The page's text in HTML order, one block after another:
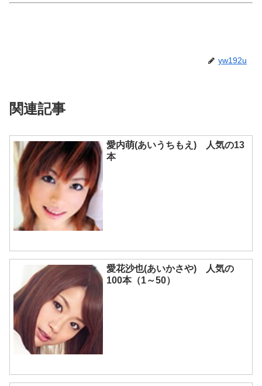
yw192u
関連記事
愛内萌(あいうちもえ) 人気の13
本
愛花沙也(あいかさや) 人気の
100本（1～50）